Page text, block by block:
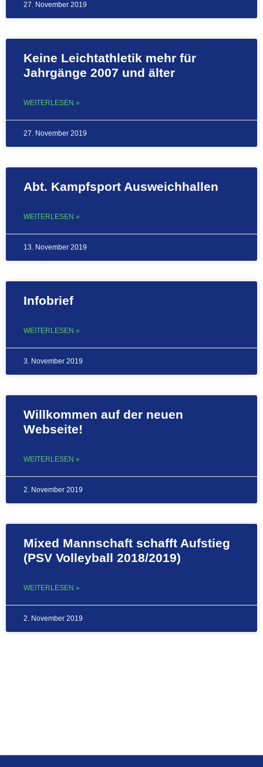
27. November 2019
Keine Leichtathletik mehr für
Jahrgänge 2007 und älter
WEITERLESEN »
27. November 2019
Abt. Kampfsport Ausweichhallen
WEITERLESEN »
13. November 2019
Infobrief
WEITERLESEN »
3. November 2019
Willkommen auf der neuen
Webseite!
WEITERLESEN »
2. November 2019
Mixed Mannschaft schafft Aufstieg
(PSV Volleyball 2018/2019)
WEITERLESEN »
2. November 2019